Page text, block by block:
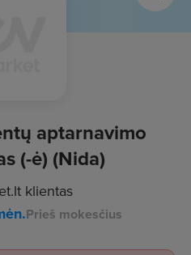
aptarnavimo
(-ė) (Nida)
klientas
Prieš mokesčius